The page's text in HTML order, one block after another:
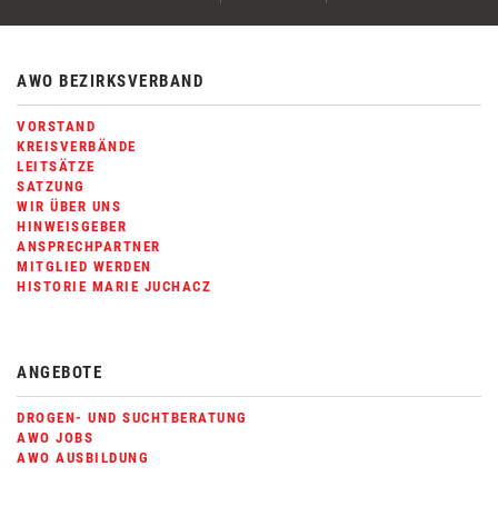
AWO BEZIRKSVERBAND
VORSTAND
KREISVERBÄNDE
LEITSÄTZE
SATZUNG
WIR ÜBER UNS
HINWEISGEBER
ANSPRECHPARTNER
MITGLIED WERDEN
HISTORIE MARIE JUCHACZ
ANGEBOTE
DROGEN- UND SUCHTBERATUNG
AWO JOBS
AWO AUSBILDUNG